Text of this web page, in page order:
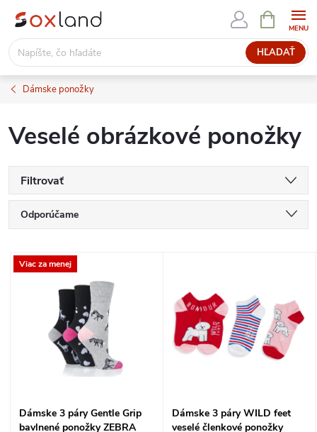
Prejsť
obsah
HĽADAŤ
KOŠÍK
Dámske ponožky
Veselé obrázkové ponožky
Filtrovať
R
a
Odporúčame
Najdrahšie
Najpredávanejšie
Abecedne
V
s
Viac za menej
Dámske 3 páry Gentle Grip
bavlnené ponožky ZEBRA
Dámske 3 páry WILD feet
veselé členkové ponožky